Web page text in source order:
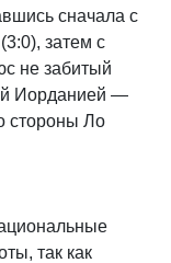
сначала с
затем с
не забитый
Иорданией —
стороны Ло
так как